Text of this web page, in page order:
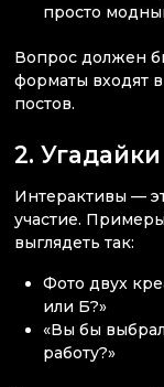
просто
Вопрос должен
форматы входят
постов.
2.
Интерактивы —
участие.
выглядеть так:
Фото двух
или Б?»
«Вы бы
работу?»